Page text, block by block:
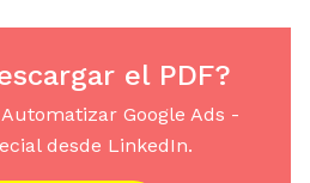
el PDF?
Google Ads -
desde LinkedIn.